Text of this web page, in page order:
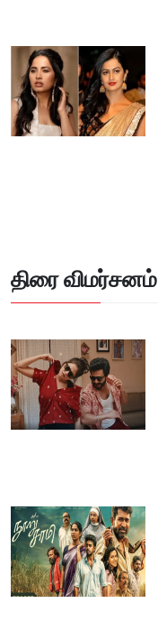
திரை விமர்சனம்